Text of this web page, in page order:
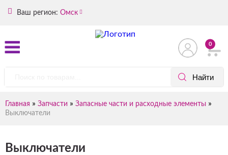
Ваш регион: Омск
0
Главная » Запчасти » Запасные части и расходные элементы »
Выключатели
Выключатели